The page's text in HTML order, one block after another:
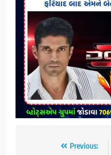
Previous: